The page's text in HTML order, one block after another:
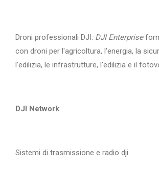
Droni professionali DJI. DJI Enterprise
con droni per l'agricoltura, l'energia, la
l'edilizia, le infrastrutture, l'edilizia e il
DJI Network
Sistemi di trasmissione e radio dji